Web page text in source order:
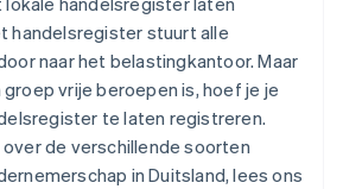
handelsregister stuurt alle
naar het belastingkantoor. Maar
groep vrije beroepen is, hoef je je
te laten registreren.
de verschillende soorten
in Duitsland, lees ons